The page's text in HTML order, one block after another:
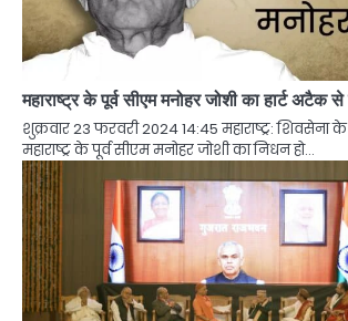
महाराष्ट्र के पूर्व सीएम मनोहर जोशी का हार्ट अटैक
शुक्रवार 23 फरवरी 2024 14:45 महाराष्ट्र: शिवसेना
महाराष्ट्र के पूर्व सीएम मनोहर जोशी का निधन हो…